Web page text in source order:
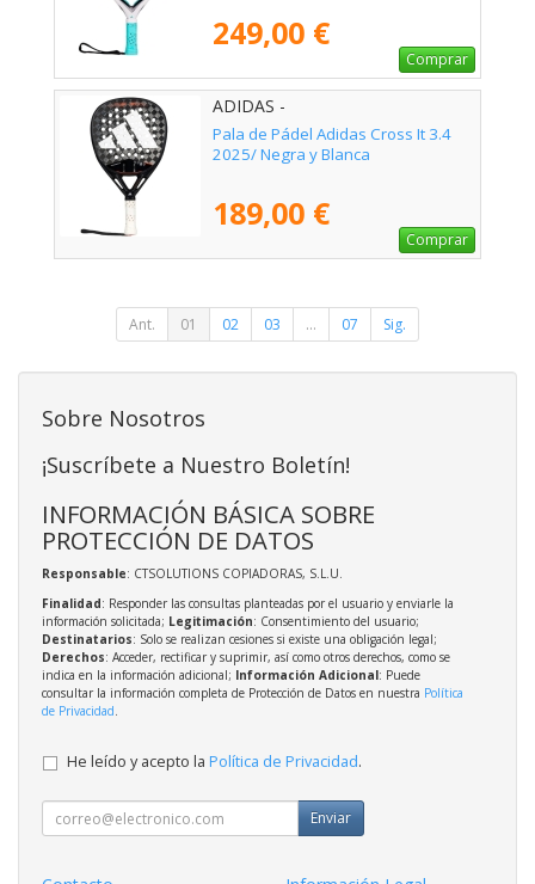
249,00 €
Comprar
ADIDAS -
Pala de Pádel Adidas Cross It 3.4
2025/ Negra y Blanca
189,00 €
Comprar
Ant. 01 02 03 ... 07 Sig.
Sobre Nosotros
¡Suscríbete a Nuestro Boletín!
INFORMACIÓN BÁSICA SOBRE
PROTECCIÓN DE DATOS
Responsable: CTSOLUTIONS COPIADORAS, S.L.U.
Finalidad: Responder las consultas planteadas por el usuario y enviarle la
información solicitada; Legitimación: Consentimiento del usuario;
Destinatarios: Solo se realizan cesiones si existe una obligación legal;
Derechos: Acceder, rectificar y suprimir, así como otros derechos, como se
indica en la información adicional; Información Adicional: Puede
consultar la información completa de Protección de Datos en nuestra Política
de Privacidad.
He leído y acepto la Política de Privacidad.
Enviar